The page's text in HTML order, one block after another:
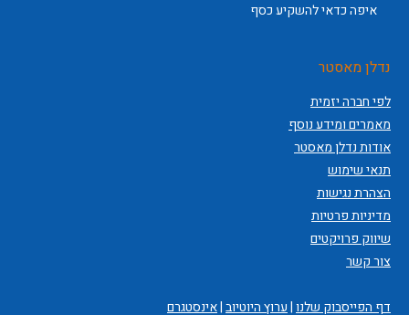
איפה כדאי להשקיע כסף
נדלן מאסטר
לפי חברה יזמית
מאמרים ומידע נוסף
אודות נדלן מאסטר
תנאי שימוש
הצהרת נגישות
מדיניות פרטיות
שיווק פרויקטים
צור קשר
דף הפייסבוק שלנו|ערוץ היוטיוב|אינסטגרם